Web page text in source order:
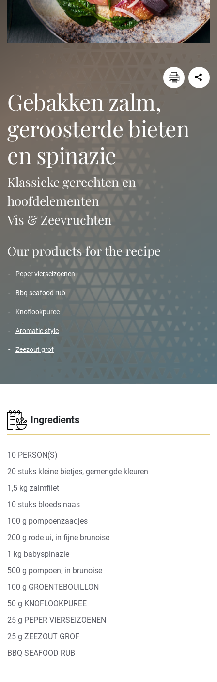
gebakken zalm,
geroosterde bieten
en spinazie
Klassieke gerechten en
hoofdelementen
Vis & Zeevruchten
Our products for the recipe
peper vierseizoenen
bbq seafood rub
knoflookpuree
aromatic style
zeezout grof
Ingredients
10 PERSON(S)
20 stuks kleine bietjes, gemengde kleuren
1,5 kg zalmfilet
10 stuks bloedsinaas
100 g pompoenzaadjes
200 g rode ui, in fijne brunoise
1 kg babyspinazie
500 g pompoen, in brunoise
100 g GROENTEBOUILLON
50 g KNOFLOOKPUREE
25 g PEPER VIERSEIZOENEN
25 g ZEEZOUT GROF
BBQ SEAFOOD RUB